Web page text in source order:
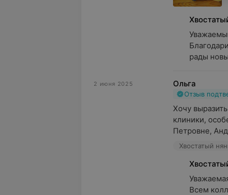
рады
2 июня 2025 Ольга
Отзыв
Хочу
клиники,
Петровне,
Хвостатый
Всем